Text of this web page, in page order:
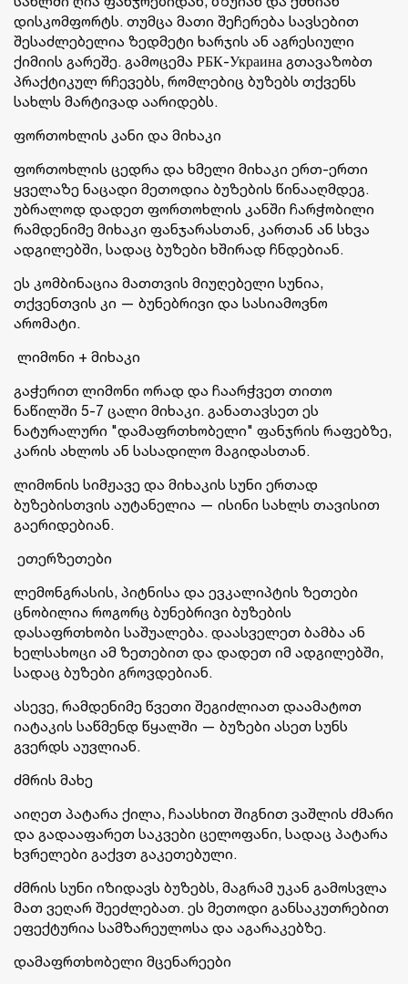
დისკომფორტს. თუმცა მათი შეჩერება სავსებით
შესაძლებელია ზედმეტი ხარჯის ან აგრესიული
ქიმიის გარეშე. გამოცემა РБК-Украина გთავაზობთ
პრაქტიკულ რჩევებს, რომლებიც ბუზებს თქვენს
სახლს მარტივად აარიდებს.
ფორთოხლის კანი და მიხაკი
ფორთოხლის ცედრა და ხმელი მიხაკი ერთ-ერთი
ყველაზე ნაცადი მეთოდია ბუზების წინააღმდეგ.
უბრალოდ დადეთ ფორთოხლის კანში ჩარჭობილი
რამდენიმე მიხაკი ფანჯარასთან, კართან ან სხვა
ადგილებში, სადაც ბუზები ხშირად ჩნდებიან.
ეს კომბინაცია მათთვის მიუღებელი სუნია,
თქვენთვის კი — ბუნებრივი და სასიამოვნო
არომატი.
ლიმონი + მიხაკი
გაჭერით ლიმონი ორად და ჩაარჭვეთ თითო
ნაწილში 5-7 ცალი მიხაკი. განათავსეთ ეს
ნატურალური "დამაფრთხობელი" ფანჯრის რაფებზე,
კარის ახლოს ან სასადილო მაგიდასთან.
ლიმონის სიმჟავე და მიხაკის სუნი ერთად
ბუზებისთვის აუტანელია — ისინი სახლს თავისით
გაერიდებიან.
ეთერზეთები
ლემონგრასის, პიტნისა და ევკალიპტის ზეთები
ცნობილია როგორც ბუნებრივი ბუზების
დასაფრთხობი საშუალება. დაასველეთ ბამბა ან
ხელსახოცი ამ ზეთებით და დადეთ იმ ადგილებში,
სადაც ბუზები გროვდებიან.
ასევე, რამდენიმე წვეთი შეგიძლიათ დაამატოთ
იატაკის საწმენდ წყალში — ბუზები ასეთ სუნს
გვერდს აუვლიან.
ძმრის მახე
აიღეთ პატარა ქილა, ჩაასხით შიგნით ვაშლის ძმარი
და გადააფარეთ საკვები ცელოფანი, სადაც პატარა
ხვრელები გაქვთ გაკეთებული.
ძმრის სუნი იზიდავს ბუზებს, მაგრამ უკან გამოსვლა
მათ ვეღარ შეეძლებათ. ეს მეთოდი განსაკუთრებით
ეფექტურია სამზარეულოსა და აგარაკებზე.
დამაფრთხობელი მცენარეები